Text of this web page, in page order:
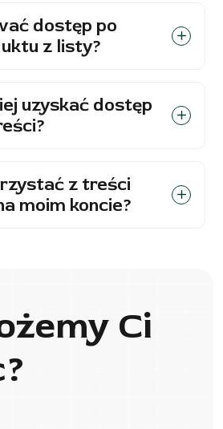
dostęp po
z listy?
uzyskać dostęp
z treści
moim koncie?
Ci